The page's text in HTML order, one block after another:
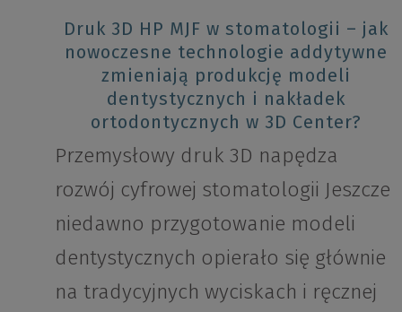
Druk 3D HP MJF w stomatologii – jak
nowoczesne technologie addytywne
zmieniają produkcję modeli
dentystycznych i nakładek
ortodontycznych w 3D Center?
Przemysłowy druk 3D napędza
rozwój cyfrowej stomatologii Jeszcze
niedawno przygotowanie modeli
dentystycznych opierało się głównie
na tradycyjnych wyciskach i ręcznej